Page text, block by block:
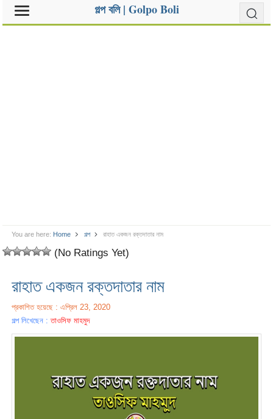
গল্প বলি | Golpo Boli
You are here: Home গল্প রাহাত একজন রক্তদাতার নাম
(No Ratings Yet)
রাহাত একজন রক্তদাতার নাম
প্রকাশিত হয়েছে : এপ্রিল 23, 2020
গল্প লিখেছেন :তাওসিফ মাহমুদ